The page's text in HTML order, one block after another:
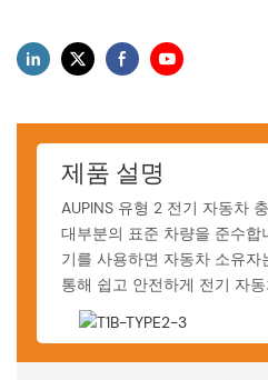
제품 설명
AUPINS 유형 2 전기 자동차
대부분의 표준 차량을 준수합
기를 사용하면 자동차 소유
통해 쉽고 안전하게 전기 자